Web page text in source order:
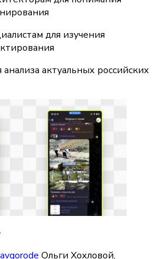
для изучения
актуальных российских
Ольги Хохловой,